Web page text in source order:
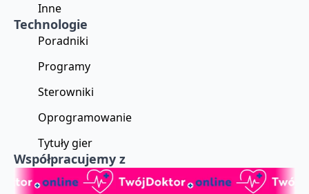
Inne
Technologie
Poradniki
Programy
Sterowniki
Oprogramowanie
Tytuły gier
Współpracujemy z